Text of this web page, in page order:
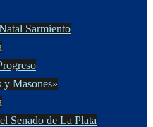
Sarmiento
y Masones»
Senado de La Plata